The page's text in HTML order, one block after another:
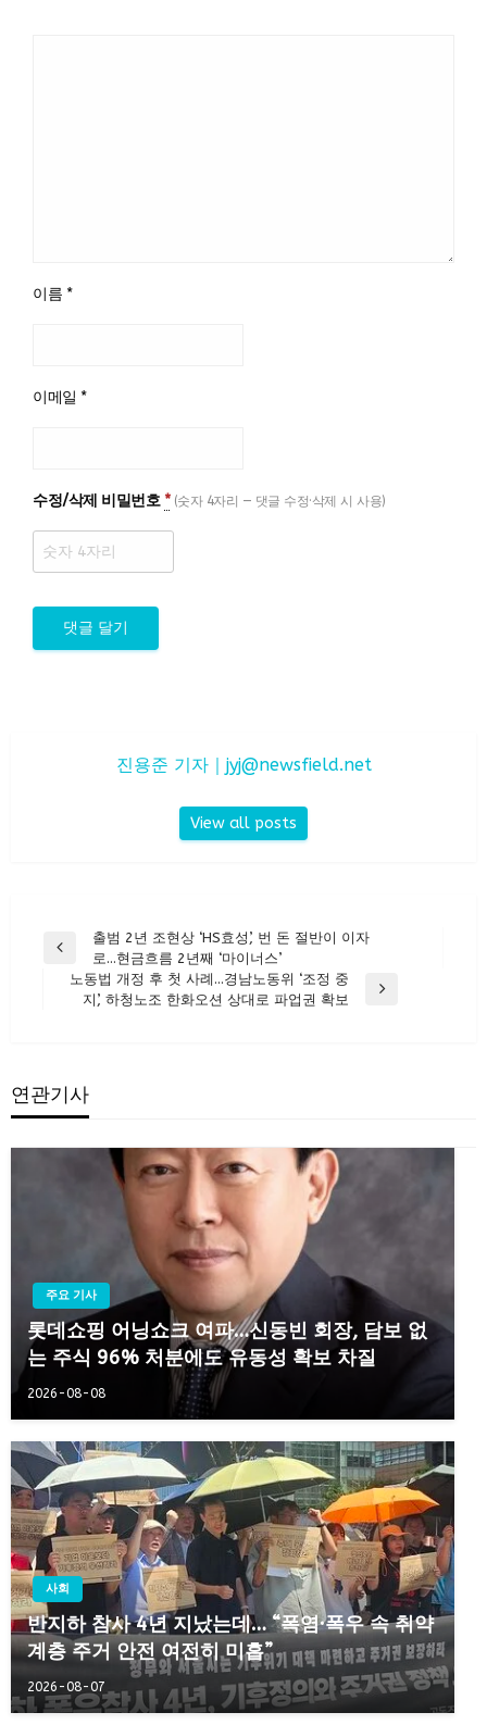
이름 *
이메일 *
수정/삭제 비밀번호 * (숫자 4자리 — 댓글 수정·삭제 시 사용)
진용준 기자｜ jyj@newsfield.net
View all posts
글
Previous
Post
출범 2년 조현상 ‘HS효성’, 번 돈 절반이 이자
로…현금흐름 2년째 ‘마이너스’
Next
노동법 개정 후 첫 사례…경남노동위 ‘조정 중
지’, 하청노조 한화오션 상대로 파업권 확보
연관기사
주요 기사
롯데쇼핑 어닝쇼크 여파…신동빈 회장, 담보 없
는 주식 96% 처분에도 유동성 확보 차질
2026-08-08
사회
반지하 참사 4년 지났는데… “폭염·폭우 속 취약
계층 주거 안전 여전히 미흡”
2026-08-07